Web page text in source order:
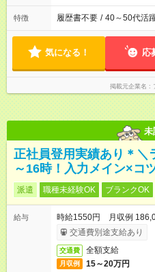
特徴 履歴書不要 / 40～50代活
気になる！ 応
掲載元企業名
未
正社員登用実績あり＊＼
～16時！入力メイン×コ
派遣 職種未経験OK ブランクOK
給与
時給1550円 月収例
交通費別途支給あり
交通費 全額支給
月収例 15～20万円